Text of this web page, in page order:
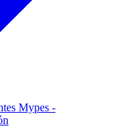
Mypes -